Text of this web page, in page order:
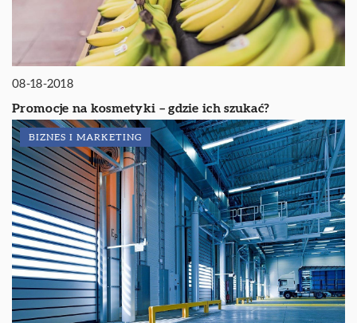
08-18-2018
Promocje na kosmetyki – gdzie ich szukać?
BIZNES I MARKETING